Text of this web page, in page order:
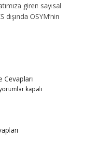
giren sayısal
ÖSYM’nin
Cevapları
kapalı